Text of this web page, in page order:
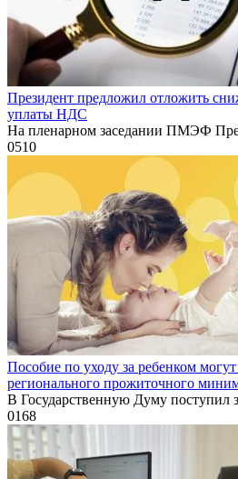
Президент предложил отложить
уплаты НДС
На пленарном заседании ПМЭФ
0510
Пособие по уходу за ребенком
регионального прожиточного
В Государственную Думу поступил
0168